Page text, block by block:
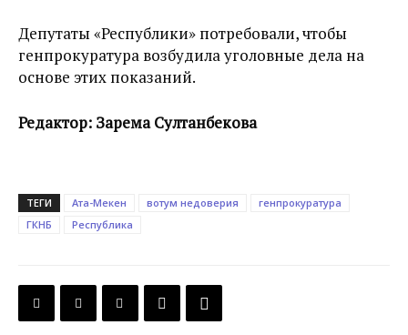
Депутаты «Республики» потребовали, чтобы
генпрокуратура возбудила уголовные дела на
основе этих показаний.
Редактор: Зарема Султанбекова
ТЕГИ Ата-Мекен вотум недоверия
генпрокуратура
ГКНБ
Республика